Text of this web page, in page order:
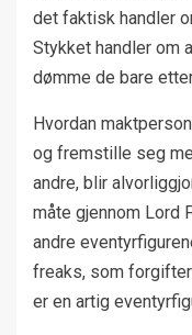
det faktisk handler
Stykket handler om
dømme de bare
Hvordan
og fremstille seg
andre, blir
måte gjennom Lord
andre
freaks, som
er en artig